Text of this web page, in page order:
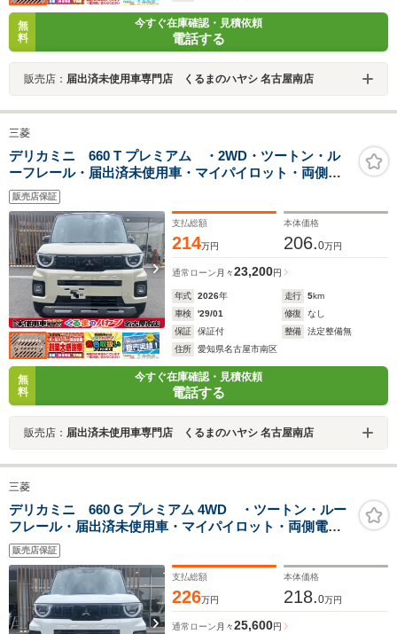
無
料
今すぐ在庫確認・見積依頼
電話する
販売店： 届出済未使用車専門店 くるまのハヤシ 名古屋南店
三菱
デリカミニ 660 T プレミアム ・2WD・ツートン・ル
ーフレール・届出済未使用車・マイパイロット・両側電
動スライドドア・シートバックテーブル・アラウンドモ
ニター・14インチアルミホイール・サーキュレーター・
シートバックテーブル
販売店保証
支払総額
214万円
本体価格
206.0万円
通常ローン 月々23,200円
年式 2026年 走行 5km
車検
'29/01 修復
なし
保証
保証付 整備
法定整備無
住所
愛知県名古屋市南区
無
料
今すぐ在庫確認・見積依頼
電話する
販売店： 届出済未使用車専門店 くるまのハヤシ 名古屋南店
三菱
デリカミニ 660 G プレミアム 4WD ・ツートン・ルー
フレール・届出済未使用車・マイパイロット・両側電動
スライドドア・シートバックテーブル・アラウンドモニ
ター・15インチアルミホイール・サーキュレーター・シ
ートバックテーブル
販売店保証
支払総額
226万円
本体価格
218.0万円
通常ローン 月々25,600円